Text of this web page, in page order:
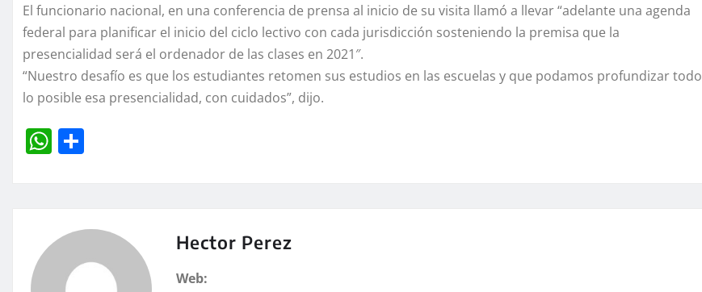
El funcionario nacional, en una conferencia de prensa al inicio de su visita llamó a llevar “adelante una agenda
federal para planificar el inicio del ciclo lectivo con cada jurisdicción sosteniendo la premisa que la
presencialidad será el ordenador de las clases en 2021″.
“Nuestro desafío es que los estudiantes retomen sus estudios en las escuelas y que podamos profundizar todo
lo posible esa presencialidad, con cuidados”, dijo.
W
A
rt
Hector Perez
Web: